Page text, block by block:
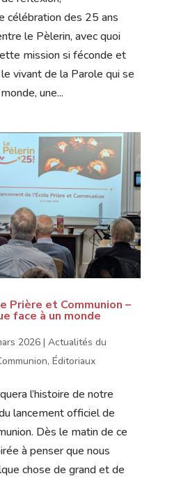
célébration des 25 ans
le Pèlerin, avec quoi
mission si féconde et
vivant de la Parole qui se
une...
Prière et Communion –
face à un monde
2026| Actualités du
, Éditoriaux
l’histoire de notre
lancement officiel de
Dès le matin de ce
à penser que nous
chose de grand et de